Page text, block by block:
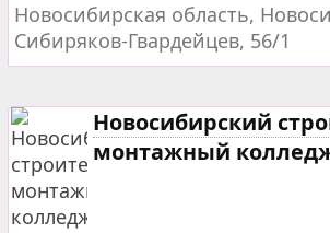
Новосибирская область,
Сибиряков-Гвардейцев, 56/1
Новосибирский
монтажный